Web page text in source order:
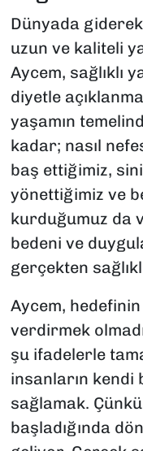
Dünyada
uzun ve kaliteli
Aycem, sağlıklı
diyetle
yaşamın
kadar; nasıl
baş ettiğimiz,
yönettiğimiz ve
kurduğumuz da
bedeni ve
gerçekten
Aycem,
verdirmek
şu ifadelerle
insanların kendi
sağlamak.
başladığında